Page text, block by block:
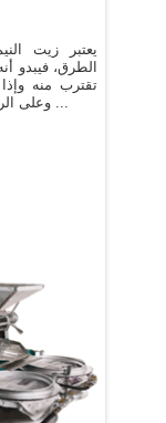
يعتبر زيت
الطرق، فيبدو
تقترب منه وإذا
وعلى الرغم من أن النيم غير مؤذٍ للبشر إلا أنه ...